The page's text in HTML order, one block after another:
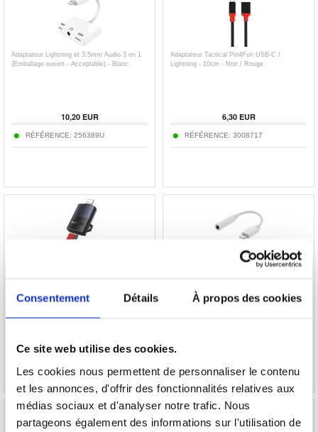
Consentement Détails À propos des cookies
Ce site web utilise des cookies.
Les cookies nous permettent de personnaliser le contenu
et les annonces, d'offrir des fonctionnalités relatives aux
médias sociaux et d'analyser notre trafic. Nous
partageons également des informations sur l'utilisation de
Adaptateur Lightning et 3.5mm Audio 3 en 1
(Emballage ouvert - Acceptable) - Blanc
10,20EUR
RÉFÉRENCE: 256389U
Adaptateur Tactical Pin4Fun USB-C /
Lightning - 10cm - Noir / Rouge
6,30EUR
RÉFÉRENCE: 3008717
11,50EUR
Epzi Adaptateur audio Lightning vers 3,5 mm